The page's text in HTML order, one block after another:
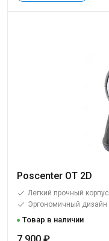
Poscenter OT 2D
Легкий прочный корпус
Эргономичный дизайн
Товар в наличии